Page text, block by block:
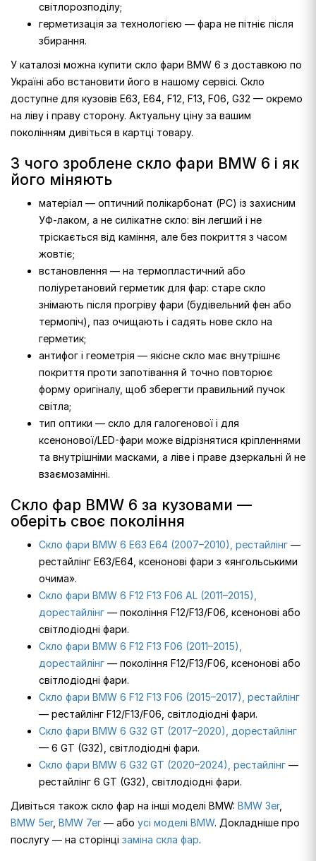
світлорозподілу;
герметизація за технологією — фара не пітніє після
збирання.
У каталозі можна купити скло фари BMW 6 з доставкою по
Україні або встановити його в нашому сервісі. Скло
доступне для кузовів E63, E64, F12, F13, F06, G32 — окремо
на ліву і праву сторону. Актуальну ціну за вашим
поколінням дивіться в картці товару.
З чого зроблене скло фари BMW 6 і як
його міняють
матеріал — оптичний полікарбонат (PC) із захисним
УФ-лаком, а не силікатне скло: він легший і не
тріскається від каміння, але без покриття з часом
жовтіє;
встановлення — на термопластичний або
поліуретановий герметик для фар: старе скло
знімають після прогріву фари (будівельний фен або
термопіч), паз очищають і садять нове скло на
герметик;
антифог і геометрія — якісне скло має внутрішнє
покриття проти запотівання й точно повторює
форму оригіналу, щоб зберегти правильний пучок
світла;
тип оптики — скло для галогенової і для
ксенонової/LED-фари може відрізнятися кріпленнями
та внутрішніми масками, а ліве і праве дзеркальні й не
взаємозамінні.
Скло фар BMW 6 за кузовами —
оберіть своє покоління
Скло фари BMW 6 E63 E64 (2007–2010), рестайлінг —
рестайлінг E63/E64, ксенонові фари з «янгольськими
очима».
Скло фари BMW 6 F12 F13 F06 AL (2011–2015),
дорестайлінг — покоління F12/F13/F06, ксенонові або
світлодіодні фари.
Скло фари BMW 6 F12 F13 F06 (2011–2015),
дорестайлінг — покоління F12/F13/F06, ксенонові або
світлодіодні фари.
Скло фари BMW 6 F12 F13 F06 (2015–2017), рестайлінг
— рестайлінг F12/F13/F06, світлодіодні фари.
Скло фари BMW 6 G32 GT (2017–2020), дорестайлінг
— 6 GT (G32), світлодіодні фари.
Скло фари BMW 6 G32 GT (2020–2024), рестайлінг —
рестайлінг 6 GT (G32), світлодіодні фари.
Дивіться також скло фар на інші моделі BMW: BMW 3er,
BMW 5er, BMW 7er — або усі моделі BMW. Докладніше про
послугу — на сторінці заміна скла фар.